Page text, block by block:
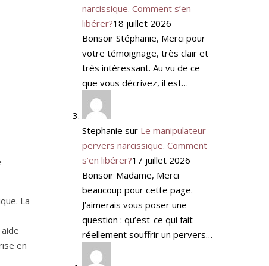
La
en
narcissique. Comment s’en
libérer?18 juillet 2026
Bonsoir Stéphanie, Merci pour
votre témoignage, très clair et
très intéressant. Au vu de ce
que vous décrivez, il est…
Stephanie sur Le manipulateur
pervers narcissique. Comment
s’en libérer?17 juillet 2026
Bonsoir Madame, Merci
beaucoup pour cette page.
J’aimerais vous poser une
question : qu’est-ce qui fait
réellement souffrir un pervers…